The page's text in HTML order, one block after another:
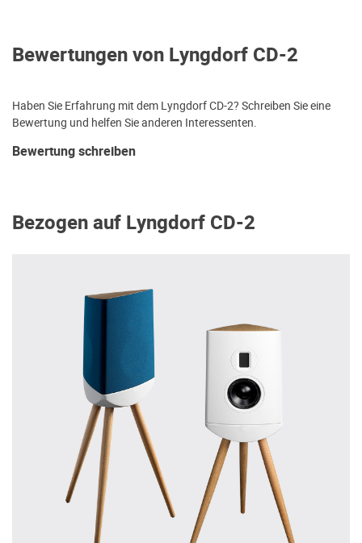
Bewertungen von Lyngdorf CD-2
Haben Sie Erfahrung mit dem Lyngdorf CD-2? Schreiben Sie eine
Bewertung und helfen Sie anderen Interessenten.
Bewertung schreiben
Bezogen auf Lyngdorf CD-2